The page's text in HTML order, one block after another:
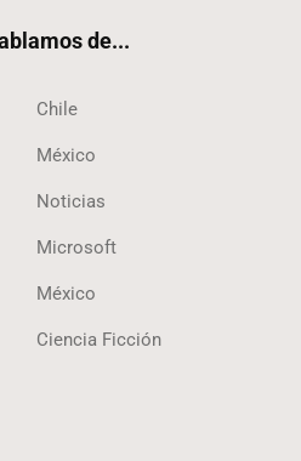
de...
Chile
México
Noticias
Microsoft
México
Ciencia Ficción